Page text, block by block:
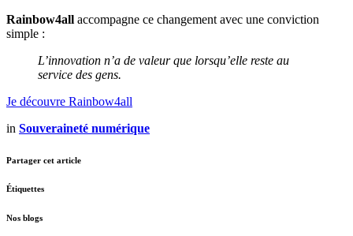
Rainbow4all accompagne ce changement avec une conviction
simple :
L’innovation n’a de valeur que lorsqu’elle reste au
service des gens.
Je découvre Rainbow4all
in Souveraineté numérique
Partager cet article
Étiquettes
Nos blogs